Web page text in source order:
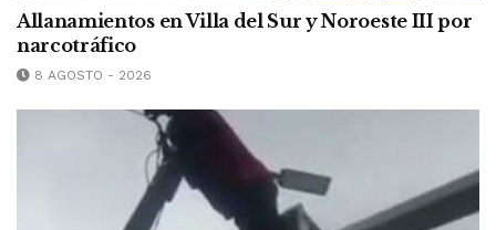
Allanamientos en Villa del Sur y Noroeste III por
narcotráfico
8 AGOSTO - 2026